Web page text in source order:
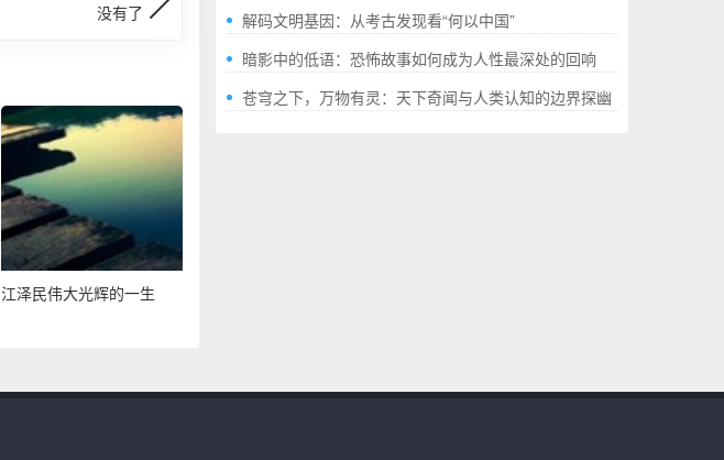
没有了
江泽民伟大光辉的一生
解码文明基因：从考古发现看“何以中国”
暗影中的低语：恐怖故事如何成为人性最深处的回响
苍穹之下，万物有灵：天下奇闻与人类认知的边界探幽